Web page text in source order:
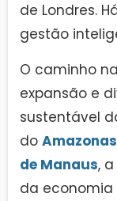
de Londres.
gestão
O caminho
expansão e
sustentável
do Amazonas
de Manaus,
da economia